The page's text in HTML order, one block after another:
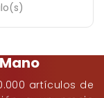
artículos de